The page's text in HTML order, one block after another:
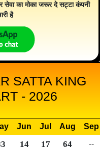
सेवा का मोका जरूर दे सट्टा कंपनी
है
SATTA KING
- 2026
Jun Jul Aug
Sep
14 17 64 --